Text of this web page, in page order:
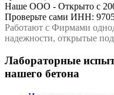
Наше ООО - Открыто с
Проверьте сами ИНН:
Работают с Фирмами
надежности, открытые под
Лабораторные
нашего бетона